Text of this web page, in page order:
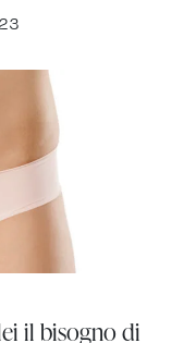
il bisogno di